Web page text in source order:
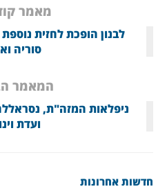
מאמר
לבנון הופכת לחזית
סוריה
המאמר
ניפלאות המזה"ת,
ועדת
חדשות אחרונות